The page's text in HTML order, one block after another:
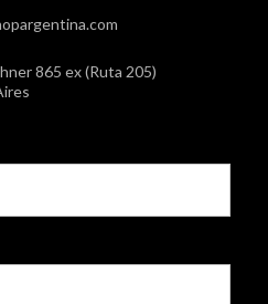
865 ex (Ruta 205)